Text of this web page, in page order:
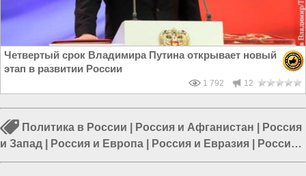
Четвертый срок Владимира Путина открывает новый
этап в развитии России
1 792 12
Политика в России Россия и Афганистан
Россия
и Запад
Россия и Европа Россия и Евразия
Россия
и Великобритания|Россия и Китай